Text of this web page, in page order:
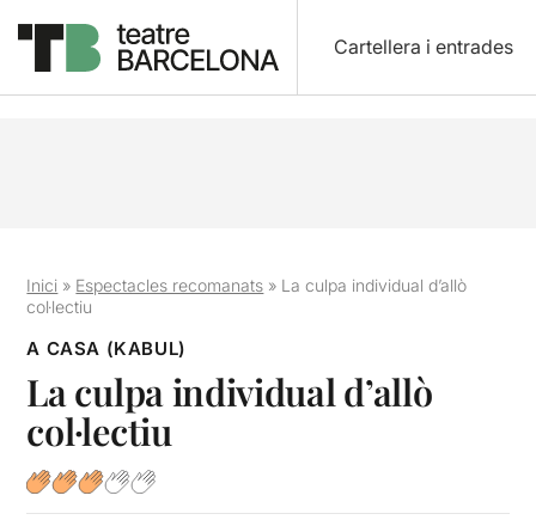
Cartellera i entrades
Inici » Espectacles recomanats » La culpa individual d’allò
col·lectiu
A CASA (KABUL)
La culpa individual d’allò
col·lectiu